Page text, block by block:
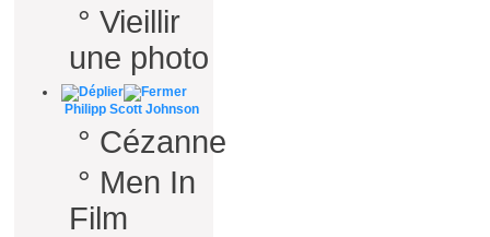
° Vieillir
une photo
Philipp Scott Johnson
° Cézanne
° Men In
Film